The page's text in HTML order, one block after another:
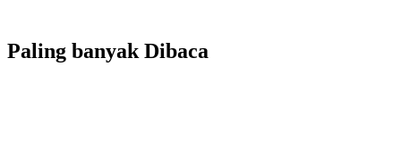
Paling banyakDibaca